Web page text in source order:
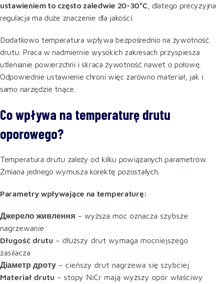
ustawieniem to często zaledwie 20-30°C, dlatego precyzyjna
regulacja ma duże znaczenie dla jakości.
Dodatkowo temperatura wpływa bezpośrednio na żywotność
drutu. Praca w nadmiernie wysokich zakresach przyspiesza
utlenianie powierzchni i skraca żywotność nawet o połowę.
Odpowiednie ustawienie chroni więc zarówno materiał, jak i
samo narzędzie tnące.
Co wpływa na temperaturę drutu
oporowego?
Temperatura drutu zależy od kilku powiązanych parametrów.
Zmiana jednego wymusza korektę pozostałych.
Parametry wpływające na temperaturę:
Джерело живлення – wyższa moc oznacza szybsze
nagrzewanie
Długość drutu – dłuższy drut wymaga mocniejszego
zasilacza
Діаметр дроту – cieńszy drut nagrzewa się szybciej
Materiał drutu – stopy NiCr mają wyższy opór właściwy